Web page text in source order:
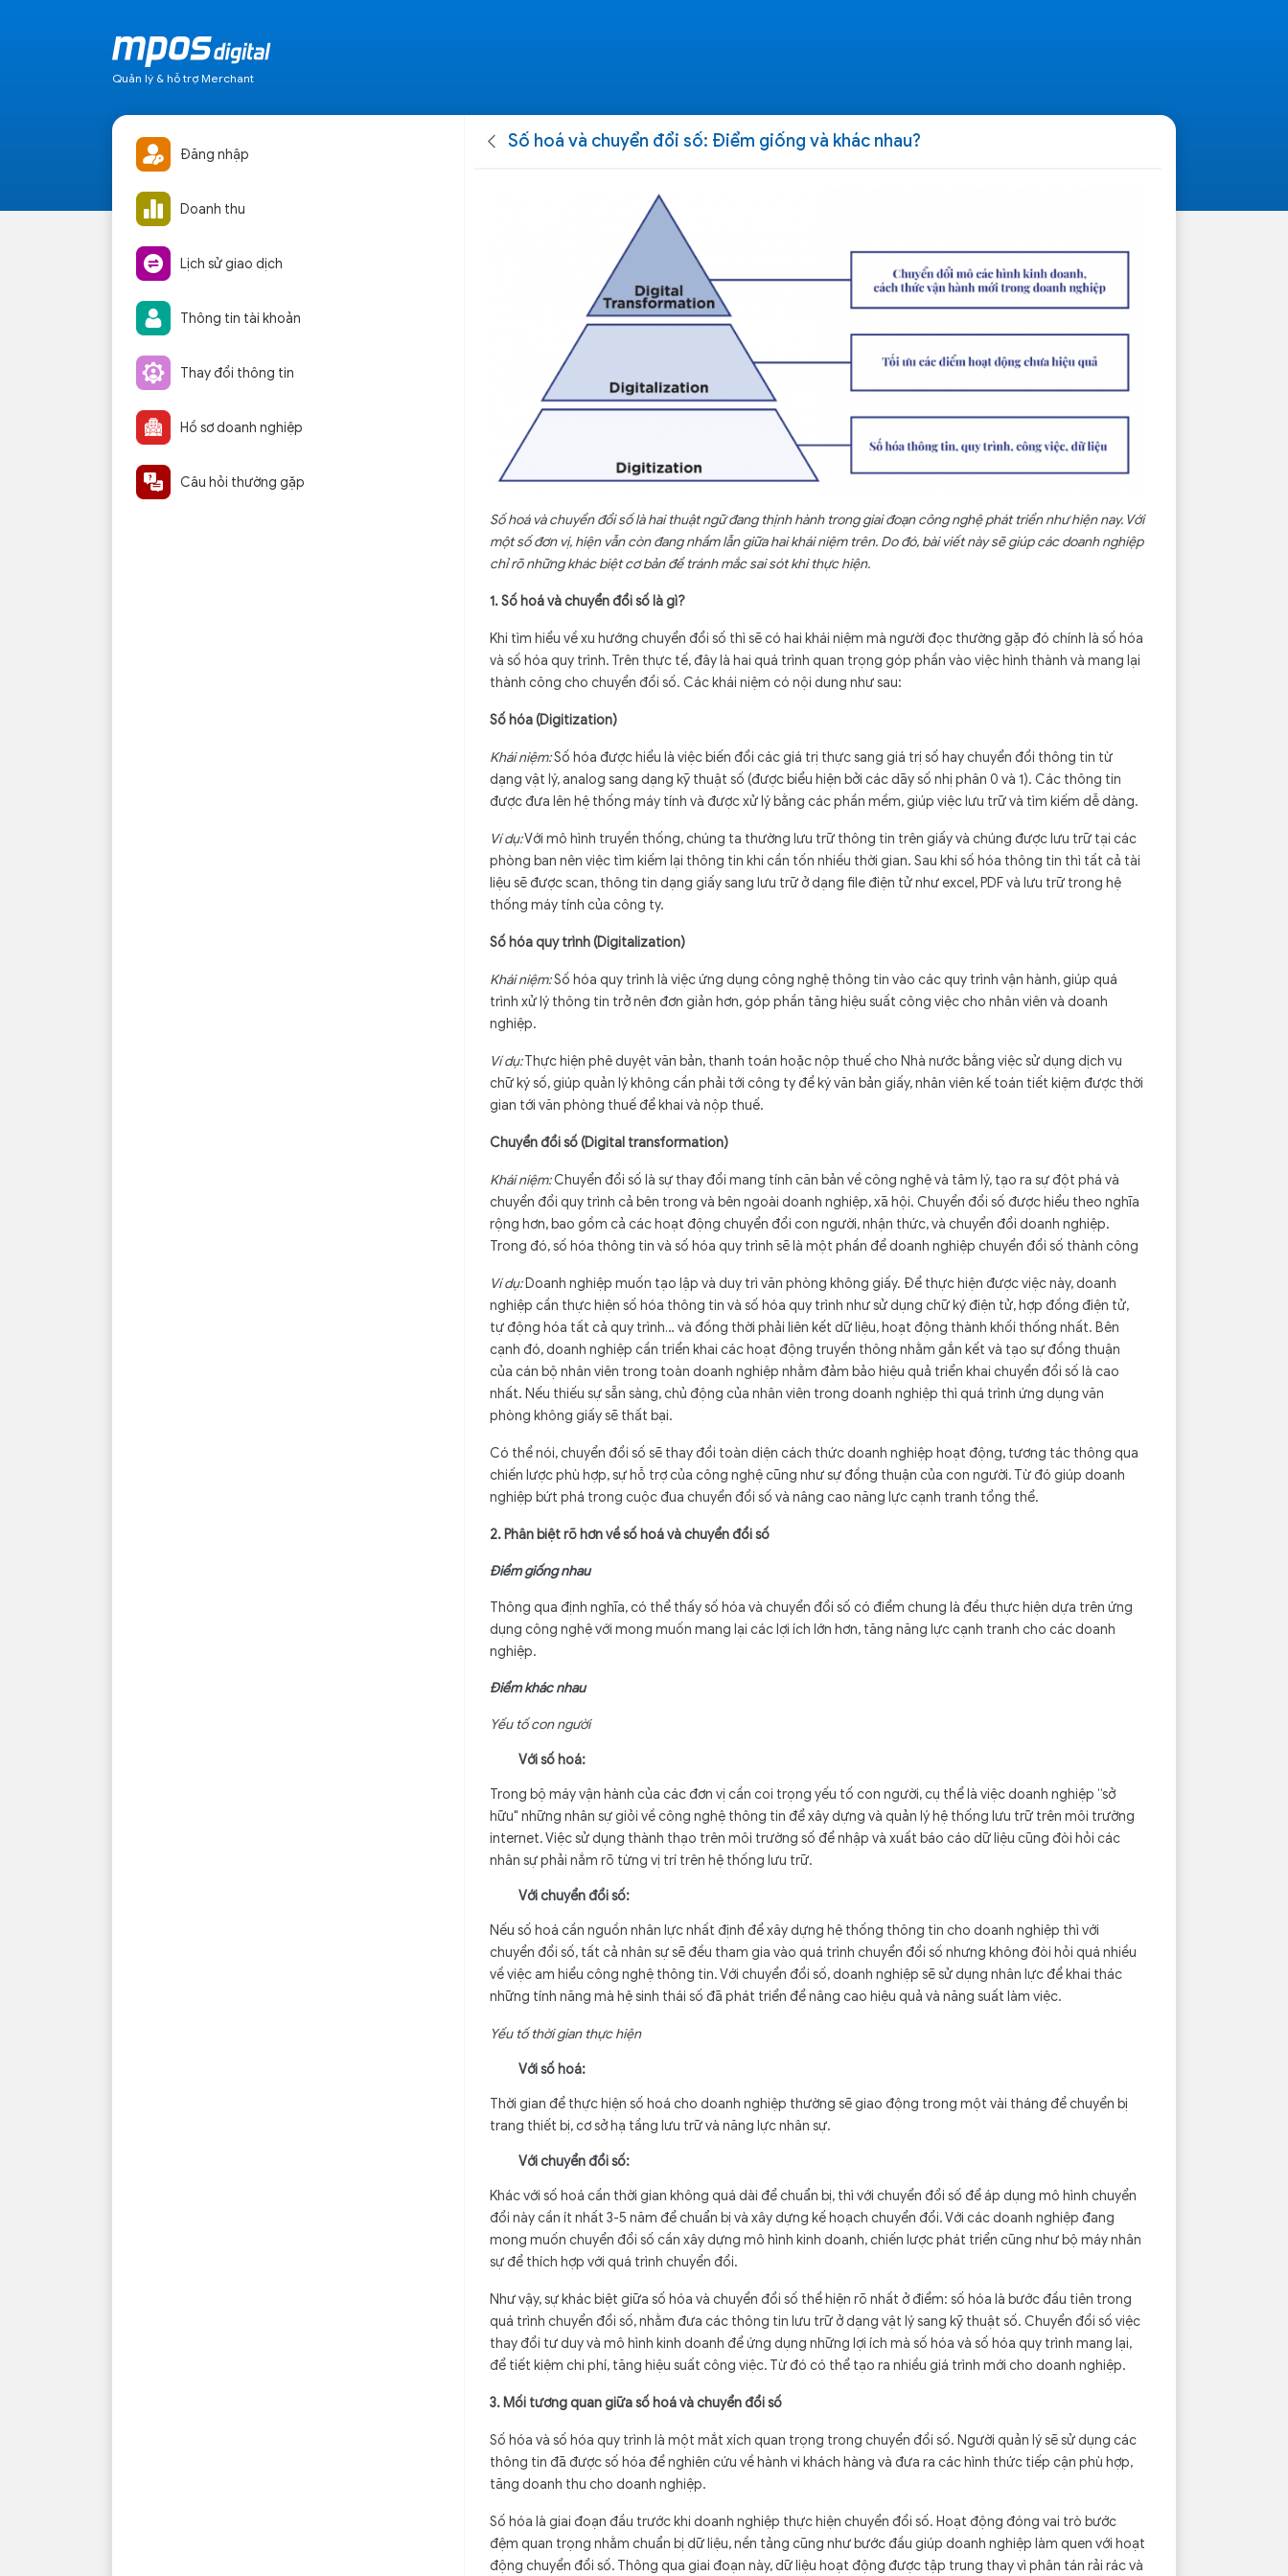
Quản lý & hỗ trợ Merchant
Đăng nhập
Doanh thu
Lịch sử giao dịch
Thông tin tài khoản
Thay đổi thông tin
Hồ sơ doanh nghiệp
Câu hỏi thường gặp
Số hoá và chuyển đổi số: Điểm giống và khác nhau?
Số hoá và chuyển đổi số là hai thuật ngữ đang thịnh hành trong giai đoạn công nghệ phát triển như hiện nay. Với
một số đơn vị, hiện vẫn còn đang nhầm lẫn giữa hai khái niệm trên. Do đó, bài viết này sẽ giúp các doanh nghiệp
chỉ rõ những khác biệt cơ bản để tránh mắc sai sót khi thực hiện.
1. Số hoá và chuyển đổi số là gì?
Khi tìm hiểu về xu hướng chuyển đổi số thì sẽ có hai khái niệm mà người đọc thường gặp đó chính là số hóa
và số hóa quy trình. Trên thực tế, đây là hai quá trình quan trọng góp phần vào việc hình thành và mang lại
thành công cho chuyển đổi số. Các khái niệm có nội dung như sau:
Số hóa (Digitization)
Khái niệm:Số hóa được hiểu là việc biến đổi các giá trị thực sang giá trị số hay chuyển đổi thông tin từ
dạng vật lý, analog sang dạng kỹ thuật số (được biểu hiện bởi các dãy số nhị phân 0 và 1). Các thông tin
được đưa lên hệ thống máy tính và được xử lý bằng các phần mềm, giúp việc lưu trữ và tìm kiếm dễ dàng.
Ví dụ:Với mô hình truyền thống, chúng ta thường lưu trữ thông tin trên giấy và chúng được lưu trữ tại các
phòng ban nên việc tìm kiếm lại thông tin khi cần tốn nhiều thời gian. Sau khi số hóa thông tin thì tất cả tài
liệu sẽ được scan, thông tin dạng giấy sang lưu trữ ở dạng file điện tử như excel, PDF và lưu trữ trong hệ
thống máy tính của công ty.
Số hóa quy trình (Digitalization)
Khái niệm:Số hóa quy trình là việc ứng dụng công nghệ thông tin vào các quy trình vận hành, giúp quá
trình xử lý thông tin trở nên đơn giản hơn, góp phần tăng hiệu suất công việc cho nhân viên và doanh
nghiệp.
Ví dụ:Thực hiện phê duyệt văn bản, thanh toán hoặc nộp thuế cho Nhà nước bằng việc sử dụng dịch vụ
chữ ký số, giúp quản lý không cần phải tới công ty để ký văn bản giấy, nhân viên kế toán tiết kiệm được thời
gian tới văn phòng thuế để khai và nộp thuế.
Chuyển đổi số (Digital transformation)
Khái niệm:Chuyển đổi số là sự thay đổi mang tính căn bản về công nghệ và tâm lý, tạo ra sự đột phá và
chuyển đổi quy trình cả bên trong và bên ngoài doanh nghiệp, xã hội. Chuyển đổi số được hiểu theo nghĩa
rộng hơn, bao gồm cả các hoạt động chuyển đổi con người, nhận thức, và chuyển đổi doanh nghiệp.
Trong đó, số hóa thông tin và số hóa quy trình sẽ là một phần để doanh nghiệp chuyển đổi số thành công
Ví dụ:Doanh nghiệp muốn tạo lập và duy trì văn phòng không giấy. Để thực hiện được việc này, doanh
nghiệp cần thực hiện số hóa thông tin và số hóa quy trình như sử dụng chữ ký điện tử, hợp đồng điện tử,
tự động hóa tất cả quy trình… và đồng thời phải liên kết dữ liệu, hoạt động thành khối thống nhất. Bên
cạnh đó, doanh nghiệp cần triển khai các hoạt động truyền thông nhằm gắn kết và tạo sự đồng thuận
của cán bộ nhân viên trong toàn doanh nghiệp nhằm đảm bảo hiệu quả triển khai chuyển đổi số là cao
nhất. Nếu thiếu sự sẵn sàng, chủ động của nhân viên trong doanh nghiệp thì quá trình ứng dụng văn
phòng không giấy sẽ thất bại.
Có thể nói, chuyển đổi số sẽ thay đổi toàn diện cách thức doanh nghiệp hoạt động, tương tác thông qua
chiến lược phù hợp, sự hỗ trợ của công nghệ cũng như sự đồng thuận của con người. Từ đó giúp doanh
nghiệp bứt phá trong cuộc đua chuyển đổi số và nâng cao năng lực cạnh tranh tổng thể.
2. Phân biệt rõ hơn về số hoá và chuyển đổi số
Điểm giống nhau
Thông qua định nghĩa, có thể thấy số hóa và chuyển đổi số có điểm chung là đều thực hiện dựa trên ứng
dụng công nghệ với mong muốn mang lại các lợi ích lớn hơn, tăng năng lực cạnh tranh cho các doanh
nghiệp.
Điểm khác nhau
Yếu tố con người
Với số hoá:
Trong bộ máy vận hành của các đơn vị cần coi trọng yếu tố con người, cụ thể là việc doanh nghiệp “sở
hữu" những nhân sự giỏi về công nghệ thông tin để xây dựng và quản lý hệ thống lưu trữ trên môi trường
internet. Việc sử dụng thành thạo trên môi trường số để nhập và xuất báo cáo dữ liệu cũng đòi hỏi các
nhân sự phải nắm rõ từng vị trí trên hệ thống lưu trữ.
Với chuyển đổi số:
Nếu số hoá cần nguồn nhân lực nhất định để xây dựng hệ thống thông tin cho doanh nghiệp thì với
chuyển đổi số, tất cả nhân sự sẽ đều tham gia vào quá trình chuyển đổi số nhưng không đòi hỏi quá nhiều
về việc am hiểu công nghệ thông tin. Với chuyển đổi số, doanh nghiệp sẽ sử dụng nhân lực để khai thác
những tính năng mà hệ sinh thái số đã phát triển để nâng cao hiệu quả và năng suất làm việc.
Yếu tố thời gian thực hiện
Với số hoá:
Thời gian để thực hiện số hoá cho doanh nghiệp thường sẽ giao động trong một vài tháng để chuyển bị
trang thiết bị, cơ sở hạ tầng lưu trữ và năng lực nhân sự.
Với chuyển đổi số:
Khác với số hoá cần thời gian không quá dài để chuẩn bị, thì với chuyển đổi số để áp dụng mô hình chuyển
đổi này cần ít nhất 3-5 năm để chuẩn bị và xây dựng kế hoạch chuyển đổi. Với các doanh nghiệp đang
mong muốn chuyển đổi số cần xây dựng mô hình kinh doanh, chiến lược phát triển cũng như bộ máy nhân
sự để thích hợp với quá trình chuyển đổi.
Như vậy, sự khác biệt giữa số hóa và chuyển đổi số thể hiện rõ nhất ở điểm: số hóa là bước đầu tiên trong
quá trình chuyển đổi số, nhằm đưa các thông tin lưu trữ ở dạng vật lý sang kỹ thuật số. Chuyển đổi số việc
thay đổi tư duy và mô hình kinh doanh để ứng dụng những lợi ích mà số hóa và số hóa quy trình mang lại,
để tiết kiệm chi phí, tăng hiệu suất công việc. Từ đó có thể tạo ra nhiều giá trình mới cho doanh nghiệp.
3. Mối tương quan giữa số hoá và chuyển đổi số
Số hóa và số hóa quy trình là một mắt xích quan trọng trong chuyển đổi số. Người quản lý sẽ sử dụng các
thông tin đã được số hóa để nghiên cứu về hành vi khách hàng và đưa ra các hình thức tiếp cận phù hợp,
tăng doanh thu cho doanh nghiệp.
Số hóa là giai đoạn đầu trước khi doanh nghiệp thực hiện chuyển đổi số. Hoạt động đóng vai trò bước
đệm quan trọng nhằm chuẩn bị dữ liệu, nền tảng cũng như bước đầu giúp doanh nghiệp làm quen với hoạt
động chuyển đổi số. Thông qua giai đoạn này, dữ liệu hoạt động được tập trung thay vì phân tán rải rác và